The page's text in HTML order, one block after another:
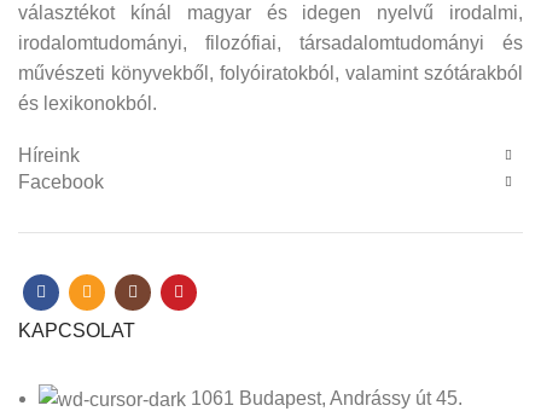
választékot kínál magyar és idegen nyelvű irodalmi,
irodalomtudományi, filozófiai, társadalomtudományi és
művészeti könyvekből, folyóiratokból, valamint szótárakból
és lexikonokból.
Híreink
Facebook
KAPCSOLAT
1061 Budapest, Andrássy út 45.